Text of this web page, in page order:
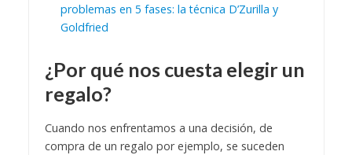
problemas en 5 fases: la técnica D’Zurilla y
Goldfried
¿Por qué nos cuesta elegir un
regalo?
Cuando nos enfrentamos a una decisión, de
compra de un regalo por ejemplo, se suceden